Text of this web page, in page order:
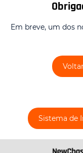
Em breve, um dos
Sistema de